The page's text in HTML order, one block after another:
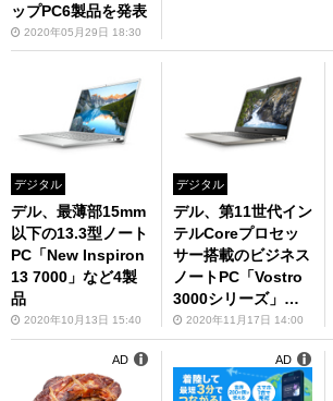
ップPC6製品を発表
2020年05月29日 18:30
デジタル
デル、最薄部15mm
以下の13.3型ノート
PC「New Inspiron
13 7000」など4製
品
2020年10月13日 15:40
デジタル
デル、第11世代イン
テルCoreプロセッ
サー搭載のビジネス
ノートPC「Vostro
3000シリーズ」発
売2020年11月17日 14:00
AD AD